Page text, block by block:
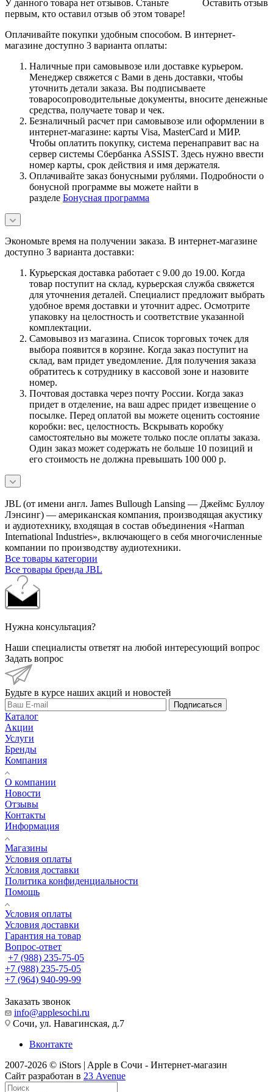
Оставить отзыв
У данного товара нет отзывов. Станьте
первым, кто оставил отзыв об этом товаре!
Оплачивайте покупки удобным способом. В интернет-
магазине доступно 3 варианта оплаты:
Наличные при самовывозе или доставке курьером.
Менеджер свяжется с Вами в день доставки, чтобы
уточнить детали заказа. Вы подписываете
товаросопроводительные документы, вносите денежные
средства, получаете товар и чек.
Безналичный расчет при самовывозе или оформлении в
интернет-магазине: карты Visa, MasterCard и МИР.
Чтобы оплатить покупку, система перенаправит вас на
сервер системы Сбербанка ASSIST. Здесь нужно ввести
номер карты, срок действия и имя держателя.
Оплачивайте заказ бонусными рублями. Подробности о
бонусной программе вы можете найти в
разделе Бонусная программа
Экономьте время на получении заказа. В интернет-магазине
доступно 3 варианта доставки:
Курьерская доставка работает с 9.00 до 19.00. Когда
товар поступит на склад, курьерская служба свяжется
для уточнения деталей. Специалист предложит выбрать
удобное время доставки и уточнит адрес. Осмотрите
упаковку на целостность и соответствие указанной
комплектации.
Самовывоз из магазина. Список торговых точек для
выбора появится в корзине. Когда заказ поступит на
склад, вам придет уведомление. Для получения заказа
обратитесь к сотруднику в кассовой зоне и назовите
номер.
Почтовая доставка через почту России. Когда заказ
придет в отделение, на ваш адрес придет извещение о
посылке. Перед оплатой вы можете оценить состояние
коробки: вес, целостность. Вскрывать коробку
самостоятельно вы можете только после оплаты заказа.
Один заказ может содержать не больше 10 позиций и
его стоимость не должна превышать 100 000 р.
JBL (от имени англ. James Bullough Lansing — Джеймс Буллоу
Лэнсинг) — американская компания, производящая акустику
и аудиотехнику, входящая в состав объединения «Harman
International Industries», включающего в себя многочисленные
компании по производству аудиотехники.
Все товары категории
Все товары бренда JBL
Нужна консультация?
Наши специалисты ответят на любой интересующий вопрос
Задать вопрос
Будьте в курсе наших акций и новостей
Подписаться
Каталог
Акции
Услуги
Бренды
Компания
О компании
Новости
Отзывы
Контакты
Информация
Магазины
Условия оплаты
Условия доставки
Политика конфиденциальности
Помощь
Условия оплаты
Условия доставки
Гарантия на товар
Вопрос-ответ
+7 (988) 235-75-05
+7 (988) 235-75-05
+7 (964) 940-99-99
Заказать звонок
info@applesochi.ru
Сочи, ул. Навагинская, д.7
Вконтакте
2007-2026 © iStors | Apple в Сочи - Интернет-магазин
Сайт разработан в 23 Avenue